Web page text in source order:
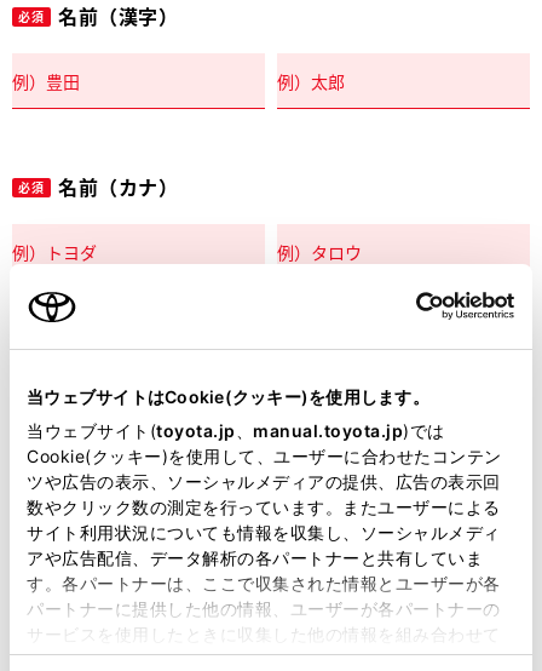
当ウェブサイトはCookie(クッキー)を使用します。
当ウェブサイト(toyota.jp manual.toyota.jp)では
Cookie(クッキー)を使用して、ユーザーに合わせたコンテン
ツや広告の表示、ソーシャルメディアの提供、広告の表示回
数やクリック数の測定を行っています。またユーザーによる
サイト利用状況についても情報を収集し、ソーシャルメディ
アや広告配信、データ解析の各パートナーと共有していま
す。各パートナーは、ここで収集された情報とユーザーが各
パートナーに提供した他の情報、ユーザーが各パートナーの
サービスを使用したときに収集した他の情報を組み合わせて
使用することがあります。当ウェブサイトの使用を続行する
必須 名前（漢字）
必須 名前（カナ）
郵便番号
住所自動入力
必須 都道府県
市区町村名